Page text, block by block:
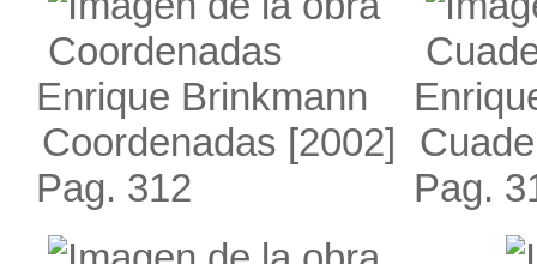
Enrique Brinkmann
Coordenadas [2002]
Pag. 312
Pag.